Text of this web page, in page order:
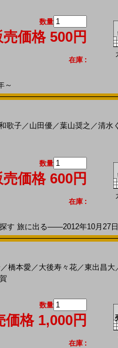
数量
売価格 500円
在庫 :
～
歌子／ 山田優／葉山奨之 ／清水
数量
売価格 600円
在庫 :
す 旅に出る――2012年10月
／橋本愛／ 大後寿々花／東出昌大
数量
価格 1,000円
在庫 :